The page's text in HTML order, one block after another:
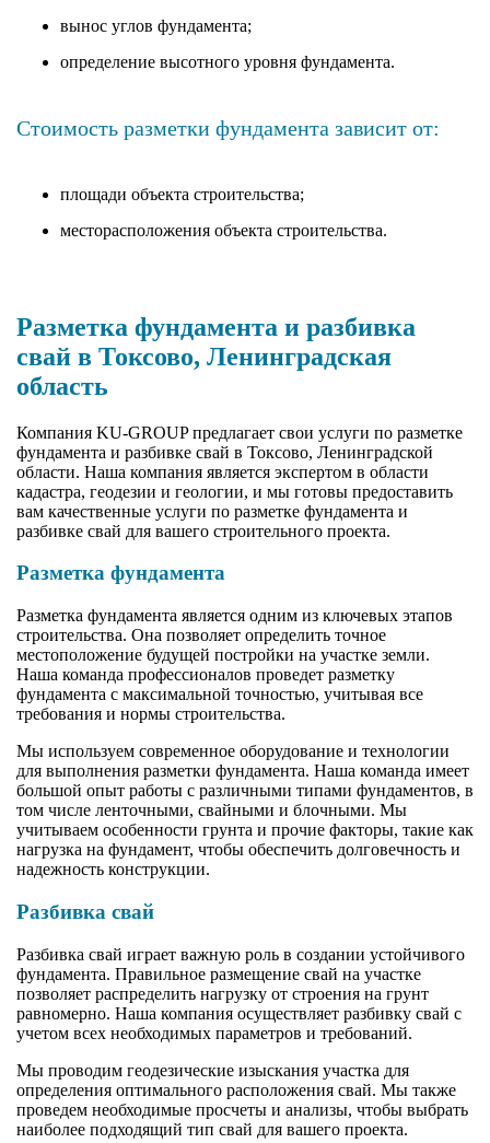
вынос углов фундамента;
определение высотного уровня фундамента.
Стоимость разметки фундамента зависит от:
площади объекта строительства;
месторасположения объекта строительства.
Разметка фундамента и разбивка
свай в Токсово, Ленинградская
область
Компания KU-GROUP предлагает свои услуги по разметке
фундамента и разбивке свай в Токсово, Ленинградской
области. Наша компания является экспертом в области
кадастра, геодезии и геологии, и мы готовы предоставить
вам качественные услуги по разметке фундамента и
разбивке свай для вашего строительного проекта.
Разметка фундамента
Разметка фундамента является одним из ключевых этапов
строительства. Она позволяет определить точное
местоположение будущей постройки на участке земли.
Наша команда профессионалов проведет разметку
фундамента с максимальной точностью, учитывая все
требования и нормы строительства.
Мы используем современное оборудование и технологии
для выполнения разметки фундамента. Наша команда имеет
большой опыт работы с различными типами фундаментов, в
том числе ленточными, свайными и блочными. Мы
учитываем особенности грунта и прочие факторы, такие как
нагрузка на фундамент, чтобы обеспечить долговечность и
надежность конструкции.
Разбивка свай
Разбивка свай играет важную роль в создании устойчивого
фундамента. Правильное размещение свай на участке
позволяет распределить нагрузку от строения на грунт
равномерно. Наша компания осуществляет разбивку свай с
учетом всех необходимых параметров и требований.
Мы проводим геодезические изыскания участка для
определения оптимального расположения свай. Мы также
проведем необходимые просчеты и анализы, чтобы выбрать
наиболее подходящий тип свай для вашего проекта.